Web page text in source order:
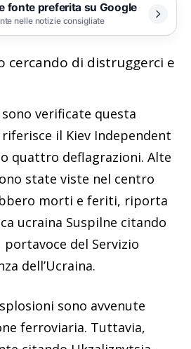
fonte preferita su Google
nelle notizie consigliate
cercando di distruggerci e
verificate questa
il Kiev Independent
quattro deflagrazioni. Alte
state viste nel centro
morti e feriti, riporta
ucraina Suspilne citando
portavoce del Servizio
dell’Ucraina.
sono avvenute
ferroviaria. Tuttavia,